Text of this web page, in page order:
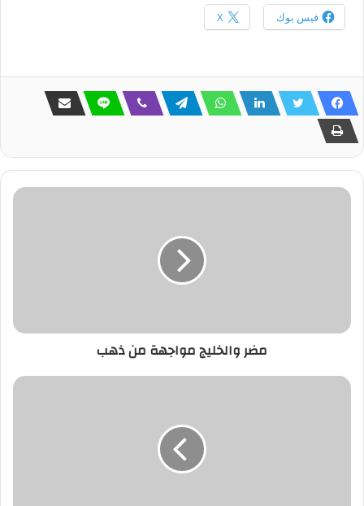
فيس بوك X
مضر والخليج مواجهة من ذهب